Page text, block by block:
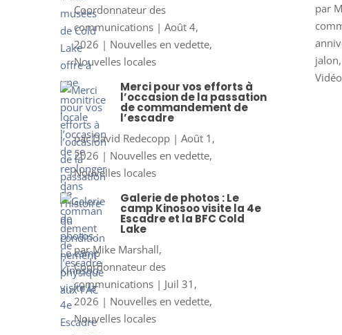
Coordonnateur des
communications| Août 4,
2026 | Nouvelles en vedette,
Nouvelles locales
Merci pour vos efforts à
l’occasion de la passation
de commandement de
l’escadre
parDavid Redecopp| Août 1,
2026 | Nouvelles en vedette,
Nouvelles locales
Galerie de photos : Le
camp Kinosoo visite la 4e
Escadre et la BFC Cold
Lake
parMike Marshall,
Coordonnateur des
communications| Juil 31,
2026 | Nouvelles en vedette,
Nouvelles locales
par
jalon,